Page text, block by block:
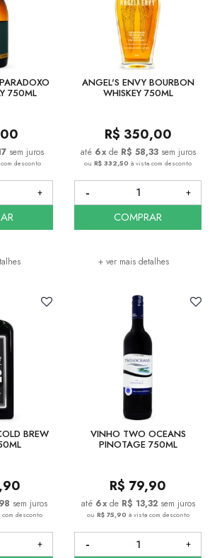
750ML
sem juros
desconto
ANGEL'S ENVY BOURBON
WHISKEY 750ML
R$ 350,00
6x de R$ 58,33 sem juros
ouR$ 332,50à vista com desconto
+ ver mais detalhes
COMPRAR
BREW
sem juros
com desconto
VINHO TWO OCEANS
PINOTAGE 750ML
R$ 79,90
6x de R$ 13,32 sem juros
ou R$ 75,90 à vista com desconto